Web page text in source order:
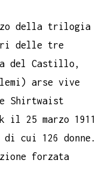
della trilogia
delle tre
del Castillo,
arse vive
Shirtwaist
il 25 marzo 1911
cui 126 donne.
forzata